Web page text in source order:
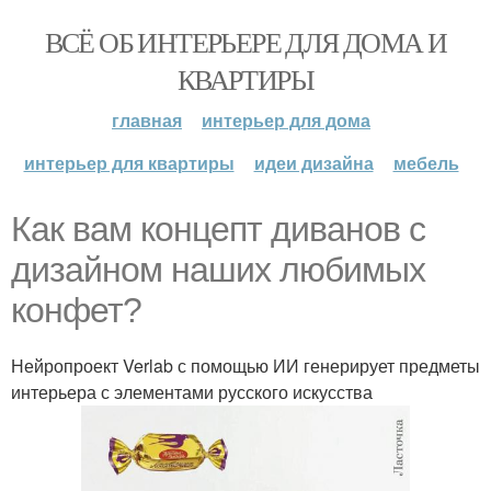
ВСЁ ОБ ИНТЕРЬЕРЕ ДЛЯ ДОМА И
КВАРТИРЫ
главная
интерьер для дома
интерьер для квартиры
идеи дизайна мебель
Как вам концепт диванов с
дизайном наших любимых
конфет?
Нейропроект Verlab с помощью ИИ генерирует предметы
интерьера с элементами русского искусства